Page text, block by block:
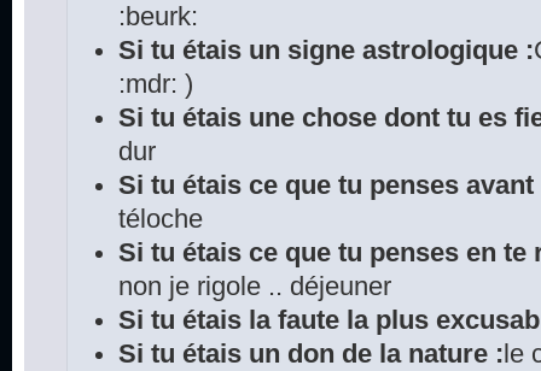
:beurk:
Si tu étais un signe astrologique :
:mdr: )
Si tu étais une chose dont tu es
dur
Si tu étais ce que tu penses
téloche
Si tu étais ce que tu penses en te
non je rigole .. déjeuner
Si tu étais la faute la plus
Si tu étais un don de la nature : le